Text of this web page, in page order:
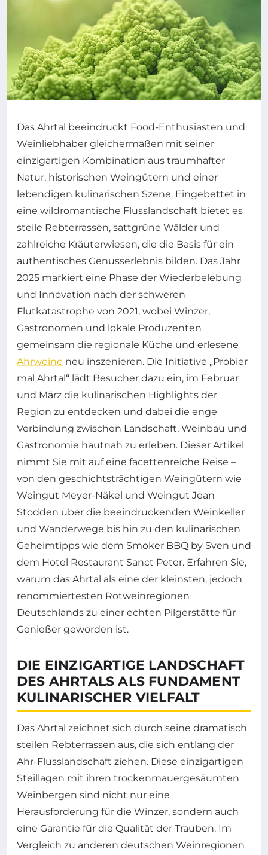
Das Ahrtal beeindruckt Food-Enthusiasten und
Weinliebhaber gleichermaßen mit seiner
einzigartigen Kombination aus traumhafter
Natur, historischen Weingütern und einer
lebendigen kulinarischen Szene. Eingebettet in
eine wildromantische Flusslandschaft bietet es
steile Rebterrassen, sattgrüne Wälder und
zahlreiche Kräuterwiesen, die die Basis für ein
authentisches Genusserlebnis bilden. Das Jahr
2025 markiert eine Phase der Wiederbelebung
und Innovation nach der schweren
Flutkatastrophe von 2021, wobei Winzer,
Gastronomen und lokale Produzenten
gemeinsam die regionale Küche und erlesene
Ahrweine neu inszenieren. Die Initiative „Probier
mal Ahrtal“ lädt Besucher dazu ein, im Februar
und März die kulinarischen Highlights der
Region zu entdecken und dabei die enge
Verbindung zwischen Landschaft, Weinbau und
Gastronomie hautnah zu erleben. Dieser Artikel
nimmt Sie mit auf eine facettenreiche Reise –
von den geschichtsträchtigen Weingütern wie
Weingut Meyer-Näkel und Weingut Jean
Stodden über die beeindruckenden Weinkeller
und Wanderwege bis hin zu den kulinarischen
Geheimtipps wie dem Smoker BBQ by Sven und
dem Hotel Restaurant Sanct Peter. Erfahren Sie,
warum das Ahrtal als eine der kleinsten, jedoch
renommiertesten Rotweinregionen
Deutschlands zu einer echten Pilgerstätte für
Genießer geworden ist.
DIE EINZIGARTIGE LANDSCHAFT
DES AHRTALS ALS FUNDAMENT
KULINARISCHER VIELFALT
Das Ahrtal zeichnet sich durch seine dramatisch
steilen Rebterrassen aus, die sich entlang der
Ahr-Flusslandschaft ziehen. Diese einzigartigen
Steillagen mit ihren trockenmauergesäumten
Weinbergen sind nicht nur eine
Herausforderung für die Winzer, sondern auch
eine Garantie für die Qualität der Trauben. Im
Vergleich zu anderen deutschen Weinregionen